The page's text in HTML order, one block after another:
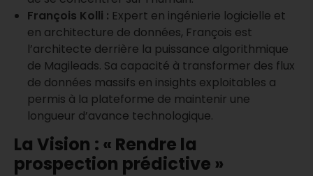
François Kolli : Expert en ingénierie logicielle et
en architecture de données, François est
l’architecte derrière la puissance algorithmique
de Magileads. Sa capacité à transformer des flux
de données massifs en insights exploitables a
permis à la plateforme de maintenir une
longueur d’avance technologique.
La Vision : « Rendre la
prospection prédictive »